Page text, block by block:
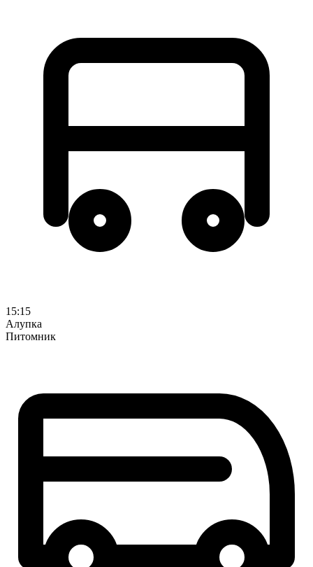
15:15
Алупка
Питомник